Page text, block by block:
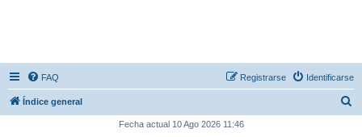
FAQ Identificarse
Registrarse
Índice general
Fecha actual 10 Ago 2026 11:46